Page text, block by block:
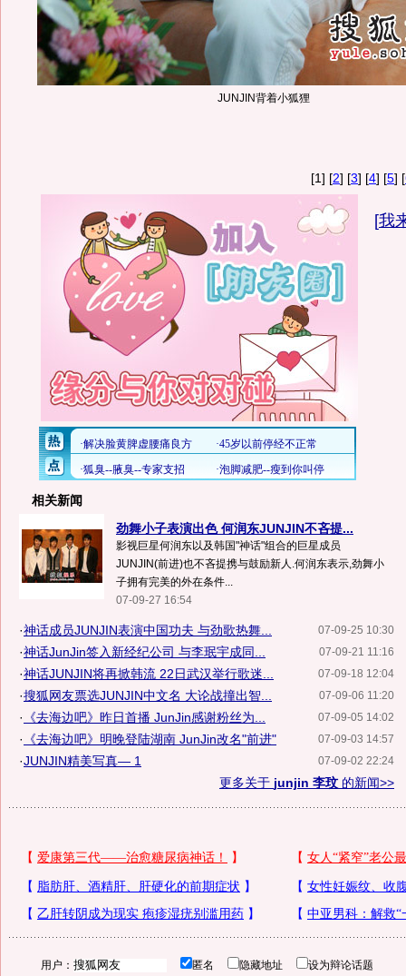
JUNJIN背着小狐狸
[1] [2] [3] [4] [5] [
[我
相关新闻
劲舞小子表演出色 何润东JUNJIN不吝提...
影视巨星何润东以及韩国"神话"组合的巨星成员
JUNJIN(前进)也不吝提携与鼓励新人.何润东表示,劲舞小
子拥有完美的外在条件...
07-09-27 16:54
07-09-25 10:30
·神话成员JUNJIN表演中国功夫 与劲歌热舞...
07-09-21 11:16
·神话JunJin签入新经纪公司 与李珉宇成同...
07-09-18 12:04
·神话JUNJIN将再掀韩流 22日武汉举行歌迷...
07-09-06 11:20
·搜狐网友票选JUNJIN中文名 大论战撞出智...
07-09-05 14:02
· 《去海边吧》昨日首播 JunJin感谢粉丝为...
07-09-03 14:57
· 《去海边吧》明晚登陆湖南 JunJin改名"前进"
07-09-02 22:24
·JUNJIN精美写真— 1
更多关于 junjin 李玟的新闻>>
用户： 匿名 隐藏地址 设为辩论话题